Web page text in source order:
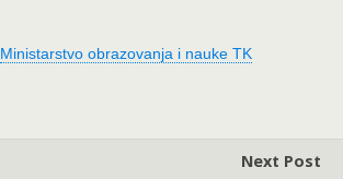
Ministarstvo obrazovanja i nauke TK
Next Post